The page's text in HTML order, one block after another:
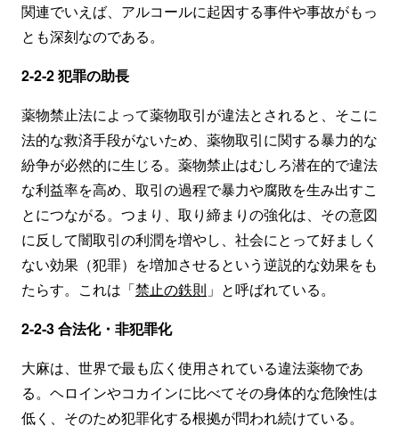
関連でいえば、アルコールに起因する事件や事故がもっ
とも深刻なのである。
2-2-2 犯罪の助長
薬物禁止法によって薬物取引が違法とされると、そこに
法的な救済手段がないため、薬物取引に関する暴力的な
紛争が必然的に生じる。薬物禁止はむしろ潜在的で違法
な利益率を高め、取引の過程で暴力や腐敗を生み出すこ
とにつながる。つまり、取り締まりの強化は、その意図
に反して闇取引の利潤を増やし、社会にとって好ましく
ない効果（犯罪）を増加させるという逆説的な効果をも
たらす。これは「禁止の鉄則 」と呼ばれている。
2-2-3 合法化・非犯罪化
大麻は、世界で最も広く使用されている違法薬物であ
る。ヘロインやコカインに比べてその身体的な危険性は
低く、そのため犯罪化する根拠が問われ続けている。